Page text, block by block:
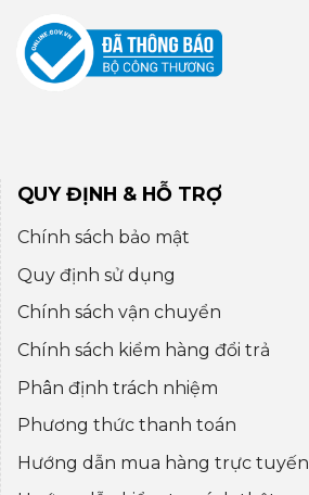
QUY ĐỊNH & HỖ TRỢ
Chính sách bảo mật
Quy định sử dụng
Chính sách vận chuyển
Chính sách kiểm hàng đổi trả
Phân định trách nhiệm
Phương thức thanh toán
Hướng dẫn mua hàng trực tuyến